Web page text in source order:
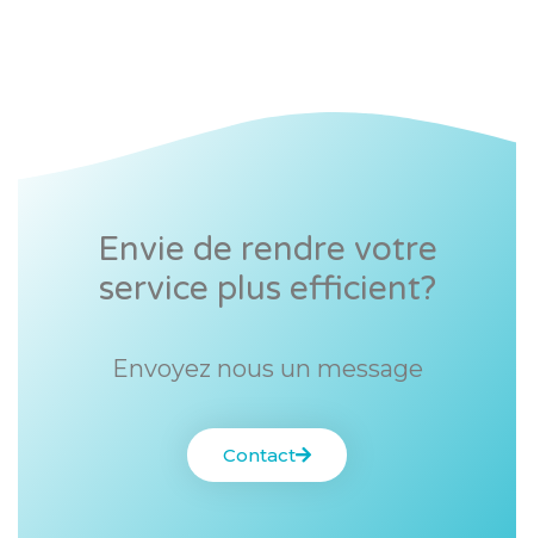
Envie de rendre votre
service plus efficient?
Envoyez nous un message
Contact